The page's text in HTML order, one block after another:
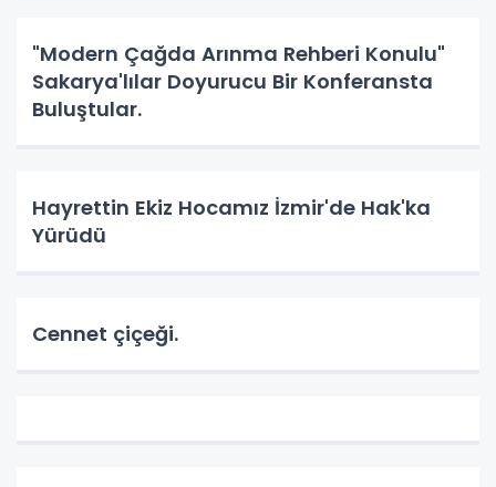
"Modern Çağda Arınma Rehberi Konulu"
Sakarya'lılar Doyurucu Bir Konferansta
Buluştular.
Hayrettin Ekiz Hocamız İzmir'de Hak'ka
Yürüdü
Cennet çiçeği.